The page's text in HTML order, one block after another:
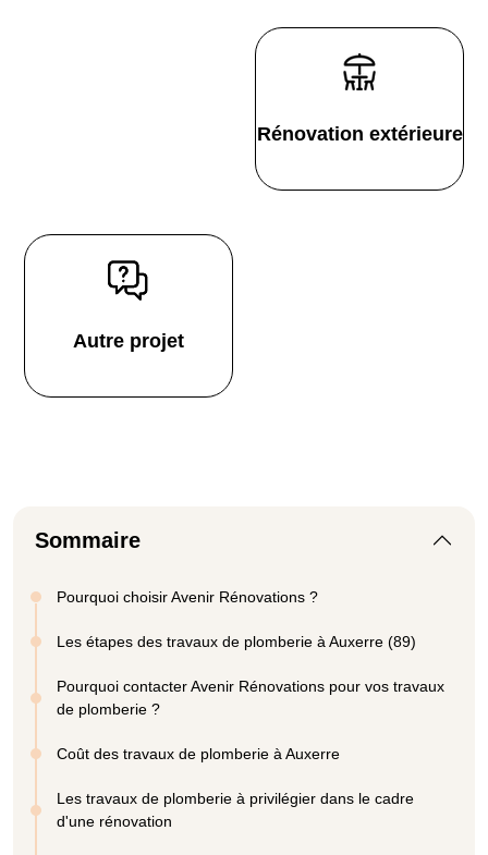
Rénovation extérieure
Autre projet
Sommaire
Pourquoi choisir Avenir Rénovations ?
Les étapes des travaux de plomberie à Auxerre (89)
Pourquoi contacter Avenir Rénovations pour vos travaux
de plomberie ?
Coût des travaux de plomberie à Auxerre
Les travaux de plomberie à privilégier dans le cadre
d'une rénovation